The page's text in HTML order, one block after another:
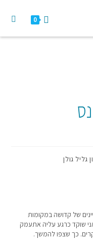
0
גולן
של קדושה במקומות
כרגע עליה אתעמק
כך שצפו להמשך.